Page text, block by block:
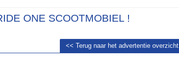
ONE SCOOTMOBIEL !
<< Terug naar het advertentie overzicht